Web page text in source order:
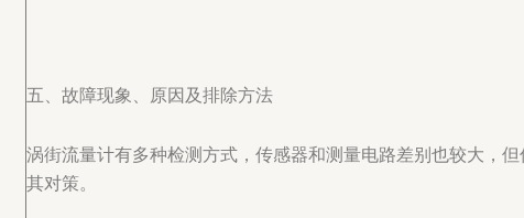
五、故障现象、原因及排除方法
涡街流量计有多种检测方式，传感器和测量电路差别也较大，
其对策。